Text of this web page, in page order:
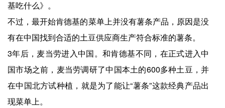
基吃什么》。
不过，最开始肯德基的菜单上并没有薯条产品，原因是没
有在中国找到合适的土豆供应商生产符合标准的薯条。
3年后，麦当劳进入中国。和肯德基不同，在正式进入中
国市场之前，麦当劳调研了中国本土的600多种土豆，并
在中国北方试种植，就是为了能让“薯条”这款经典产品出
现菜单上。